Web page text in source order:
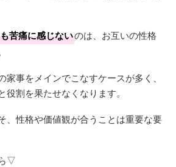
苦痛に感じないのは、お互いの性格
家事をメインでこなすケースが多く、
割を果たせなくなります。
、性格や価値観が合うことは重要な要
▽